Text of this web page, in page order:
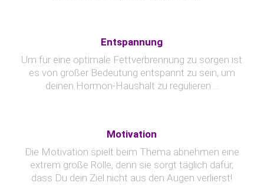
Entspannung
Um für eine optimale Fettverbrennung zu sorgen ist
es von großer Bedeutung entspannt zu sein, um
deinen Hormon-Haushalt zu regulieren ...
Motivation
Die Motivation spielt beim Thema abnehmen eine
extrem große Rolle, denn sie sorgt täglich dafür,
dass Du dein Ziel nicht aus den Augen verlierst!